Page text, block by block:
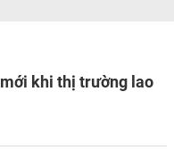
khi thị trường lao